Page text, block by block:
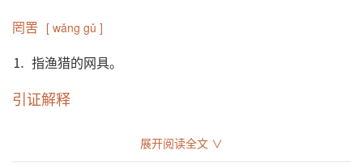
罔罟 [ wǎng gǔ ]
⒈ 指渔猎的网具。
引证解释
《易·繫辞下》：“﹝ 包牺氏 ﹞作结绳而为罔罟，以佃
展开阅读全文 ∨